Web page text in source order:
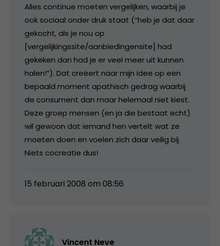
Alles continue moeten vergelijken, waarbij je
ook sociaal onder druk staat (“heb je dat daar
gekocht, als je nou op
[vergelijkingssite/aanbiedingensite] had
gekeken dan had je er veel meer uit kunnen
halen!”). Dat creëert naar mijn idee op een
bepaald moment apathisch gedrag waarbij
de consument dan maar helemaal niet kiest.
Deze groep mensen (en ja die bestaat echt)
wil gewoon dat iemand hen vertelt wat ze
moeten doen en voelen zich daar veilig bij.
Niets cocreatie dus!
15 februari 2008 om 08:56
Vincent Neve